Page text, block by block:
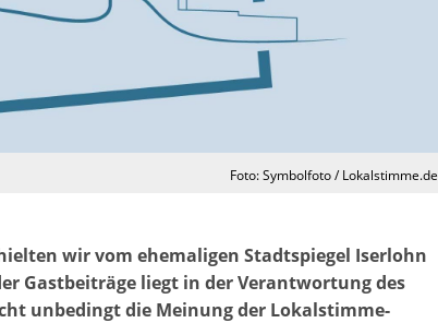
Foto: Symbolfoto / Lokalstimme.de
wir vom ehemaligen Stadtspiegel Iserlohn
Gastbeiträge liegt in der Verantwortung des
unbedingt die Meinung der Lokalstimme-